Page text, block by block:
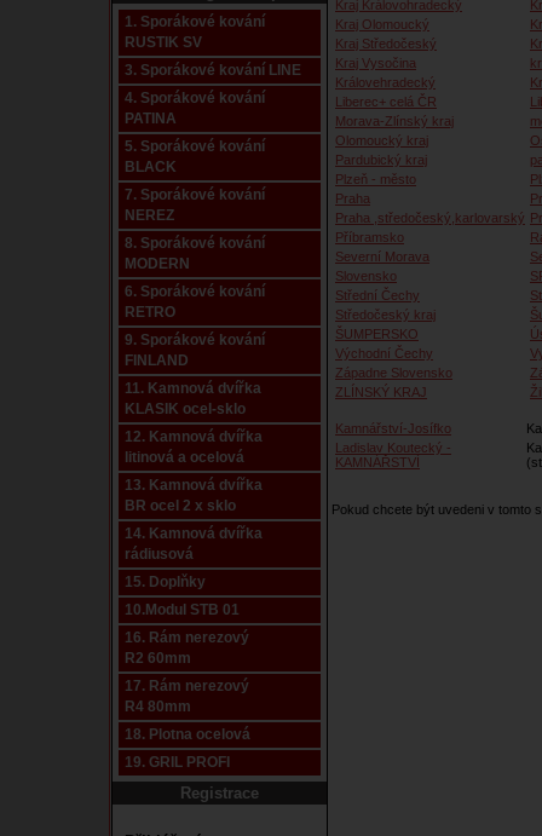
1. Sporákové kování
RUSTIK SV
3. Sporákové kování LINE
4. Sporákové kování
PATINA
5. Sporákové kování
BLACK
7. Sporákové kování
NEREZ
8. Sporákové kování
MODERN
6. Sporákové kování
RETRO
9. Sporákové kování
FINLAND
11. Kamnová dvířka
KLASIK ocel-sklo
12. Kamnová dvířka
litinová a ocelová
13. Kamnová dvířka
BR ocel 2 x sklo
14. Kamnová dvířka
rádiusová
15. Doplňky
10.Modul STB 01
16. Rám nerezový
R2 60mm
17. Rám nerezový
R4 80mm
18. Plotna ocelová
19. GRIL PROFI
Registrace
Kraj Královohradecký
Kraj Olomoucký
Kraj Středočeský
Kraj Vysočina
Královehradecký
Liberec+ celá ČR
Morava-Zlínský kraj
Olomoucký kraj
Pardubický kraj
Plzeň - město
Praha
Praha ,středočeský,karlovarský
Příbramsko
Severní Morava
Slovensko
Střední Čechy
Středočeský kraj
ŠUMPERSKO
Východní Čechy
Západne Slovensko
ZLÍNSKÝ KRAJ
Kamnářství-Josífko
Ladislav Koutecký -
KAMNÁŘSTVÍ
Pokud chcete být uvedeni v tomto